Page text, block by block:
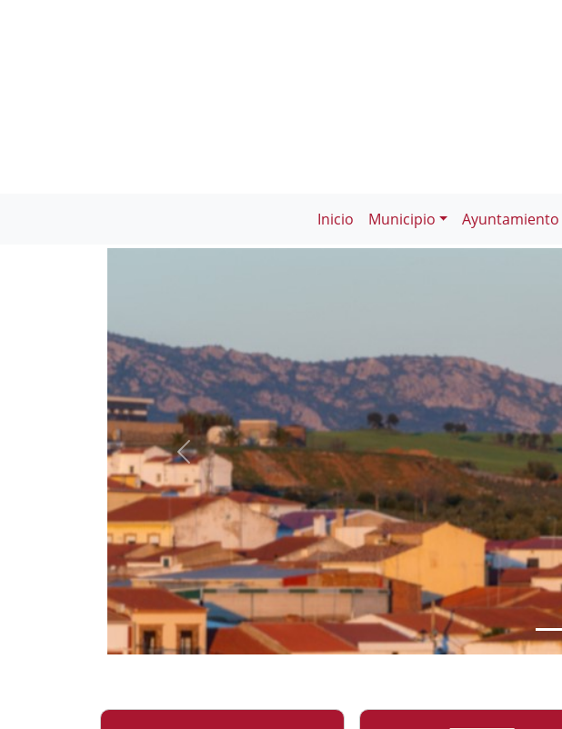
Inicio Municipio Ayuntamiento